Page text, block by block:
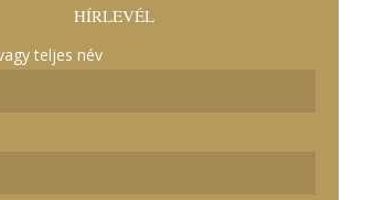
HÍRLEVÉL
teljes név